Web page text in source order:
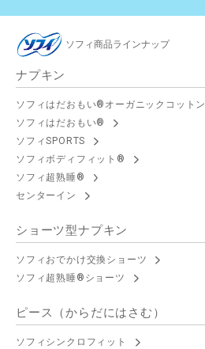
ソフィ商品ラインナップ
ナプキン
ソフィはだおもい®オーガニックコットン
ソフィはだおもい®
ソフィSPORTS
ソフィボディフィット®
ソフィ超熟睡®
センターイン
ショーツ型ナプキン
ソフィおでかけ交換ショーツ
ソフィ超熟睡®ショーツ
ピース（からだにはさむ）
ソフィシンクロフィット